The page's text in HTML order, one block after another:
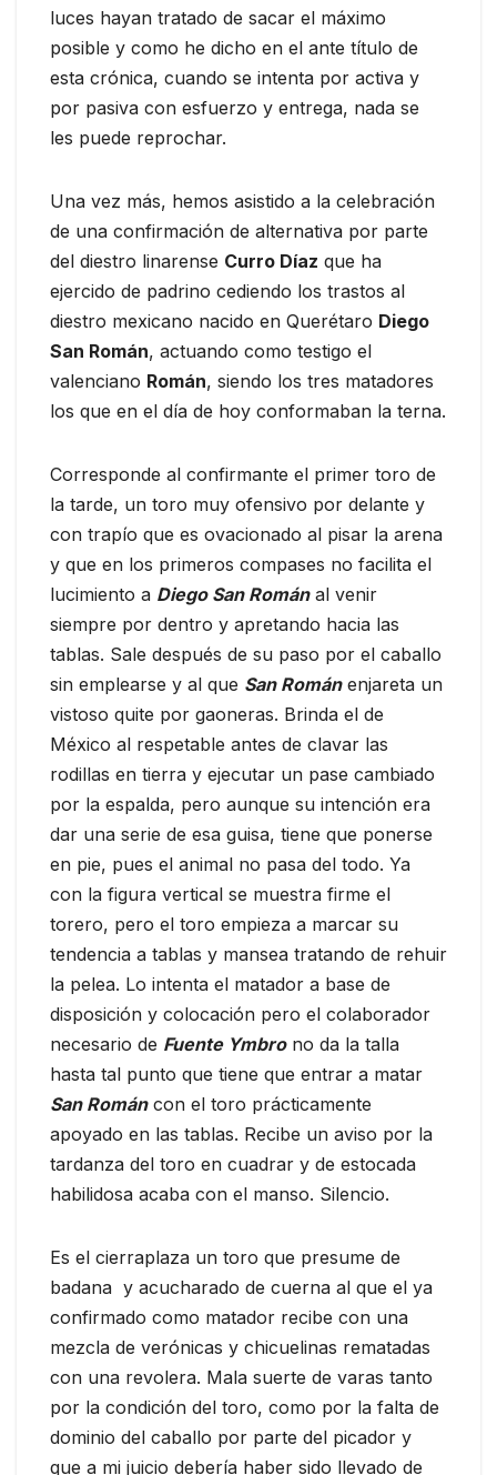
luces hayan tratado de sacar el máximo
posible y como he dicho en el ante título de
esta crónica, cuando se intenta por activa y
por pasiva con esfuerzo y entrega, nada se
les puede reprochar.
Una vez más, hemos asistido a la celebración
de una confirmación de alternativa por parte
del diestro linarense Curro Díaz que ha
ejercido de padrino cediendo los trastos al
diestro mexicano nacido en Querétaro Diego
San Román, actuando como testigo el
valenciano Román, siendo los tres matadores
los que en el día de hoy conformaban la terna.
Corresponde al confirmante el primer toro de
la tarde, un toro muy ofensivo por delante y
con trapío que es ovacionado al pisar la arena
y que en los primeros compases no facilita el
lucimiento a Diego San Románal venir
siempre por dentro y apretando hacia las
tablas. Sale después de su paso por el caballo
sin emplearse y al que San Románenjareta un
vistoso quite por gaoneras. Brinda el de
México al respetable antes de clavar las
rodillas en tierra y ejecutar un pase cambiado
por la espalda, pero aunque su intención era
dar una serie de esa guisa, tiene que ponerse
en pie, pues el animal no pasa del todo. Ya
con la figura vertical se muestra firme el
torero, pero el toro empieza a marcar su
tendencia a tablas y mansea tratando de rehuir
la pelea. Lo intenta el matador a base de
disposición y colocación pero el colaborador
necesario de Fuente Ymbrono da la talla
hasta tal punto que tiene que entrar a matar
San Románcon el toro prácticamente
apoyado en las tablas. Recibe un aviso por la
tardanza del toro en cuadrar y de estocada
habilidosa acaba con el manso. Silencio.
Es el cierraplaza un toro que presume de
badana y acucharado de cuerna al que el ya
confirmado como matador recibe con una
mezcla de verónicas y chicuelinas rematadas
con una revolera. Mala suerte de varas tanto
por la condición del toro, como por la falta de
dominio del caballo por parte del picador y
que a mi juicio debería haber sido llevado de